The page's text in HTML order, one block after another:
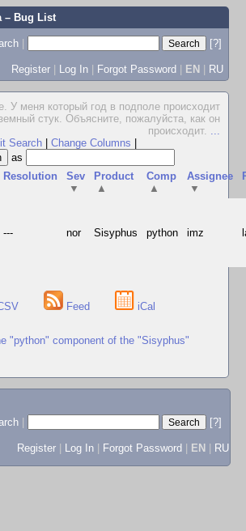
– Bug List
|
[?]
Register | Log In | Forgot Password | EN | RU
У меня который год в подполе происходит
стук. Объясните, пожалуйста, как он
происходит. ...
Search Change Columns
as
Resolution
Sev
▼
Product
▲
Comp
▲
Assignee
▼
--- nor Sisyphus python imz
Feed iCal
"python" component of the "Sisyphus"
[?]
Register
Log In Forgot Password EN RU